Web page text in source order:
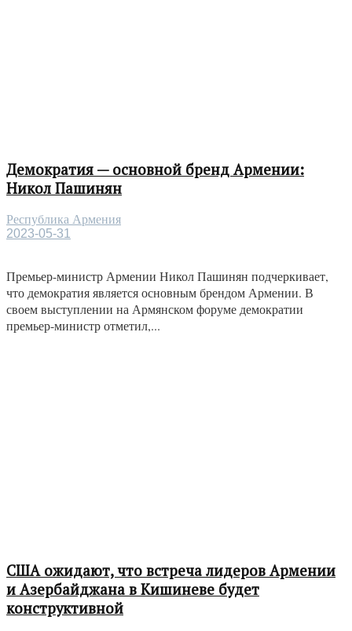
Демократия — основной бренд Армении:
Никол Пашинян
Республика Армения
2023-05-31
Премьер-министр Армении Никол Пашинян подчеркивает,
что демократия является основным брендом Армении. В
своем выступлении на Армянском форуме демократии
премьер-министр отметил,...
США ожидают, что встреча лидеров Армении
и Азербайджана в Кишиневе будет
конструктивной